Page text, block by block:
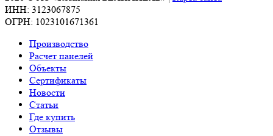
ИНН: 3123067875
ОГРН: 1023101671361
Производство
Расчет панелей
Объекты
Сертификаты
Новости
Статьи
Где купить
Отзывы